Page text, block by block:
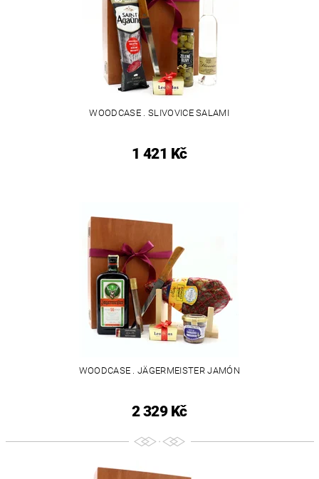
WOODCASE . SLIVOVICE SALAMI
1 421 Kč
WOODCASE . JÄGERMEISTER JAMÓN
2 329 Kč